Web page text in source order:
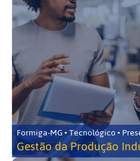
Formiga-MG • Tecnológico •
Gestão da Produção